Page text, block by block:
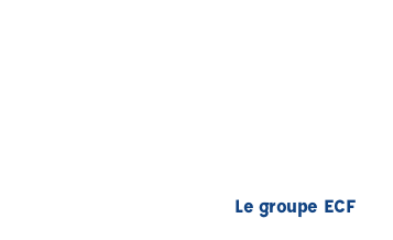
Le groupe ECF